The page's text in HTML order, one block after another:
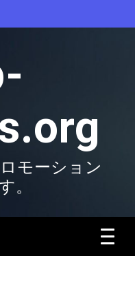
モーション
。